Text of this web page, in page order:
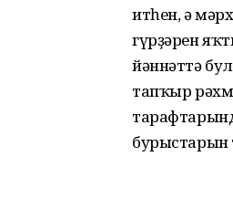
итһен, ә
гүрҙәрен
йәннәттә
тапҡыр
бурыстарын